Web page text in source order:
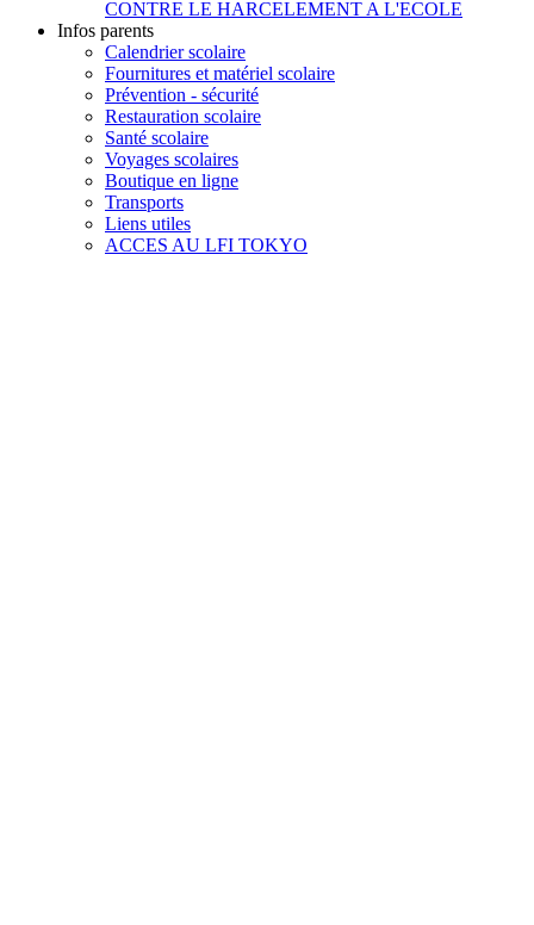
CONTRE LE HARCELEMENT A L'ECOLE
Infos parents
Calendrier scolaire
Fournitures et matériel scolaire
Prévention - sécurité
Restauration scolaire
Santé scolaire
Voyages scolaires
Boutique en ligne
Transports
Liens utiles
ACCES AU LFI TOKYO